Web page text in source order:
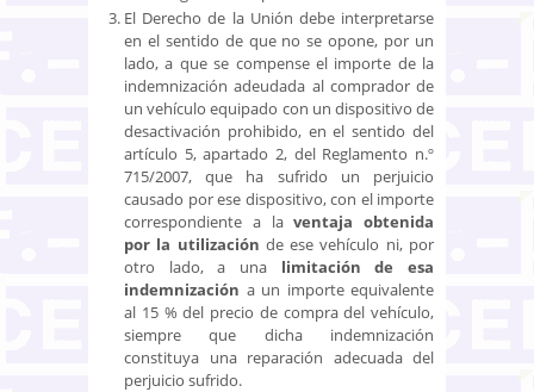
El Derecho de la Unión debe interpretarse
en el sentido de que no se opone, por un
lado, a que se compense el importe de la
indemnización adeudada al comprador de
un vehículo equipado con un dispositivo de
desactivación prohibido, en el sentido del
artículo 5, apartado 2, del Reglamento n.º
715/2007, que ha sufrido un perjuicio
causado por ese dispositivo, con el importe
correspondiente a laventaja obtenida
por la utilización de ese vehículo ni, por
otro lado, a una limitación de esa
indemnización a un importe equivalente
al 15 % del precio de compra del vehículo,
siempre que dicha indemnización
constituya una reparación adecuada del
perjuicio sufrido.